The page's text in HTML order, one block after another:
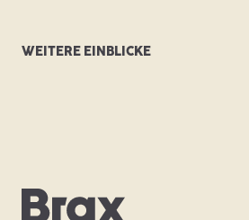
WEITERE EINBLICKE